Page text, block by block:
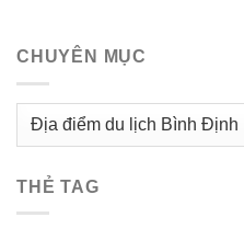
CHUYÊN MỤC
CHUYÊN
THẺ TAG